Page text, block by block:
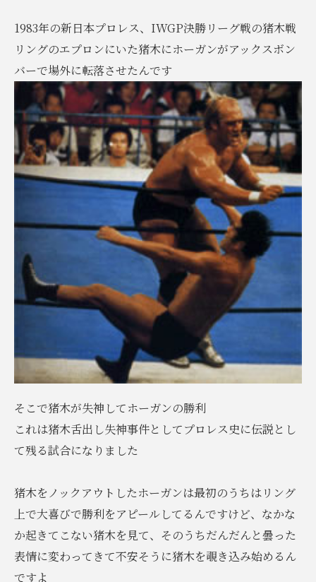
1983年の新日本プロレス、IWGP決勝リーグ戦の猪木戦
リングのエプロンにいた猪木にホーガンがアックスボン
バーで場外に転落させたんです
そこで猪木が失神してホーガンの勝利
これは猪木舌出し失神事件としてプロレス史に伝説とし
て残る試合になりました
猪木をノックアウトしたホーガンは最初のうちはリング
上で大喜びで勝利をアピールしてるんですけど、なかな
か起きてこない猪木を見て、そのうちだんだんと曇った
表情に変わってきて不安そうに猪木を覗き込み始めるん
ですよ